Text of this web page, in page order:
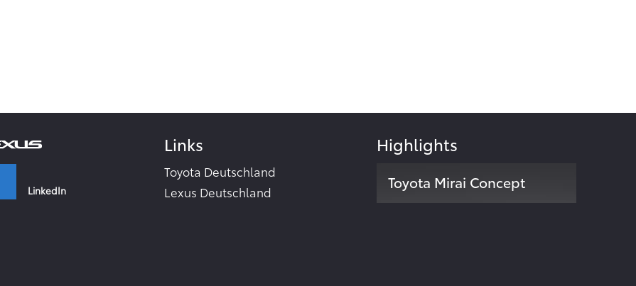
LinkedIn
Links
Toyota Deutschland
Lexus Deutschland
Highlights
Toyota Mirai Concept
Zweite Modellgeneration der